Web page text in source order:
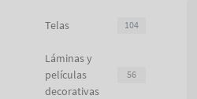
Telas 104
Láminas y
películas
decorativas
56